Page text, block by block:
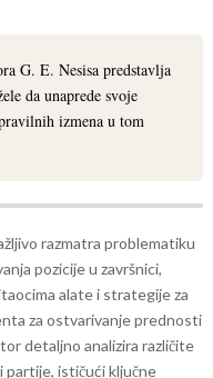
G. E. Nesisa predstavlja
da unaprede svoje
izmena u tom
razmatra problematiku
pozicije u završnici,
alate i strategije za
za ostvarivanje prednosti
detaljno analizira različite
partije, ističući ključne